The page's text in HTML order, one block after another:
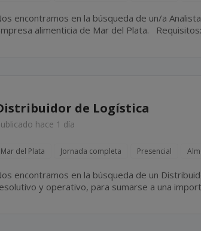
encontramos en la búsqueda de un/a
alimenticia de Mar del Plata. Requisitos: Experiencia mínima de 3 años en el área de
de Logística
hace 1 día
Mar del Plata Jornada completa Presencial
encontramos en la búsqueda de un
y operativo, para sumarse a una importante empresa. Sexo: